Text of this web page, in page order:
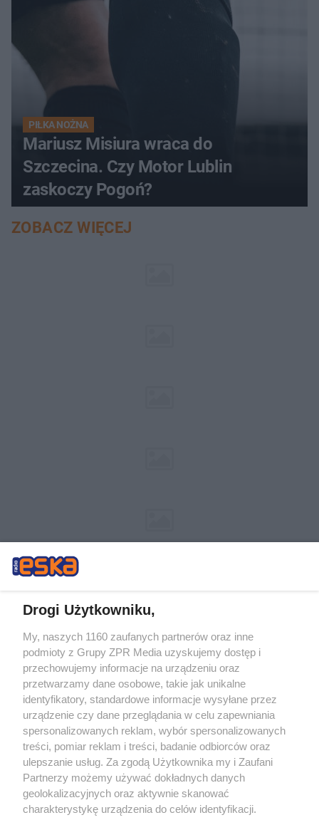
PIŁKA NOŻNA
Mariusz Misiura wraca do
Szczecina. Czy Motor Lublin
zaskoczy Pogoń?
ZOBACZ WIĘCEJ
Żaden utwór zamieszczony w serwisie nie może być powielany i
rozpowszechniany lub dalej rozpowszechniany w jakikolwiek sposób (w
tym także elektroniczny lub mechaniczny) na jakimkolwiek polu
eksploatacji w jakiejkolwiek formie, włącznie z umieszczaniem w Internecie
bez pisemnej zgody właściciela praw. Jakiekolwiek użycie lub
wykorzystanie utworów w całości lub w części z naruszeniem prawa, tzn.
bez właściwej zgody, jest zabronione pod groźbą kary i może być ścigane
prawnie.
Drogi Użytkowniku,
My, naszych 1160 zaufanych partnerów oraz inne
podmioty z Grupy ZPR Media uzyskujemy dostęp i
przechowujemy informacje na urządzeniu oraz
przetwarzamy dane osobowe, takie jak unikalne
identyfikatory, standardowe informacje wysyłane przez
urządzenie czy dane przeglądania w celu zapewniania
spersonalizowanych reklam, wybór spersonalizowanych
treści, pomiar reklam i treści, badanie odbiorców oraz
ulepszanie usług. Za zgodą Użytkownika my i Zaufani
Partnerzy możemy używać dokładnych danych
geolokalizacyjnych oraz aktywnie skanować
charakterystykę urządzenia do celów identyfikacji.